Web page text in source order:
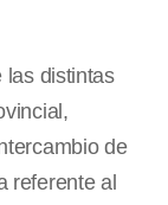
las distintas
de
referente al